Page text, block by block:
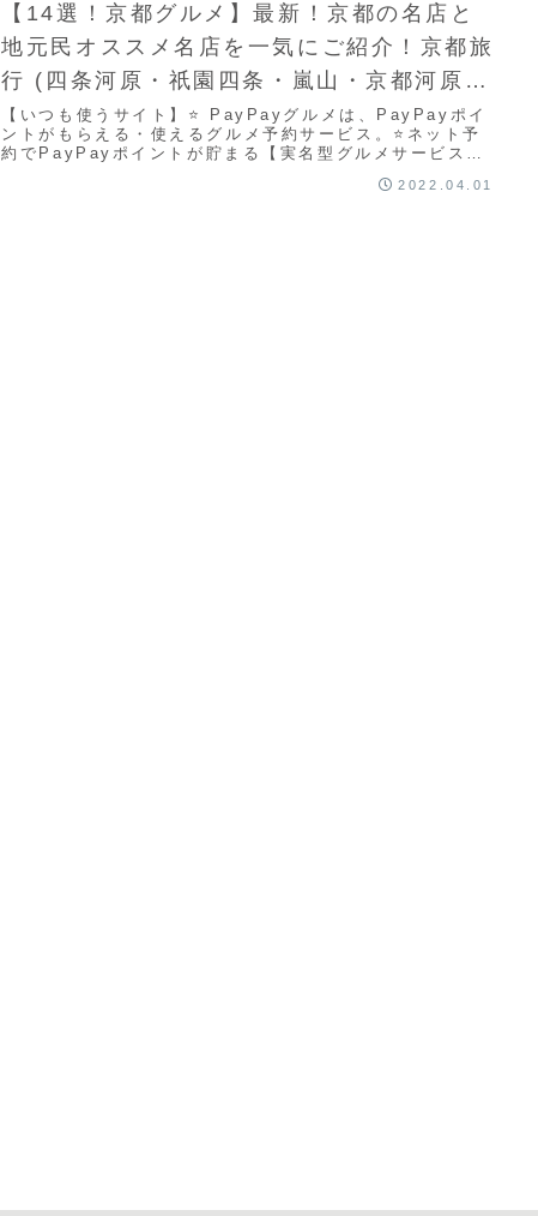
【14選！京都グルメ】最新！京都の名店と
地元民オススメ名店を一気にご紹介！京都旅
行 (四条河原・祇園四条・嵐山・京都河原)
【京都観光】Kyoto Travel 食べ歩き 京都
グルメランチ 紅葉
【いつも使うサイト】⭐️ PayPayグルメは、PayPayポイ
ントがもらえる・使えるグルメ予約サービス。⭐️ネット予
約でPayPayポイントが貯まる【実名型グルメサービス
2022.04.01